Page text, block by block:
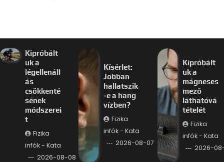
Kipróbált
uk a
légellenáll
ás
csökkenté
sének
módszerei
t
Fizika
infók - Kata
2026-08-08
Kísérlet:
Jobban
hallatszik
-e a hang
vízben?
Fizika
infók - Kata
2026-08-07
Kipróbált
uk a
mágneses
mező
láthatóvá
tételét
Fizika
infók - Kata
2026-